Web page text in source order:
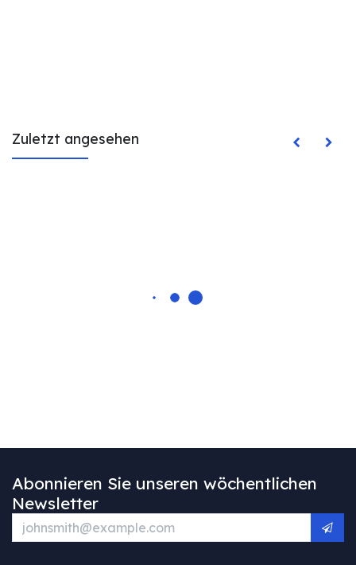
Zuletzt angesehen
Abonnieren Sie unseren wöchentlichen
Newsletter